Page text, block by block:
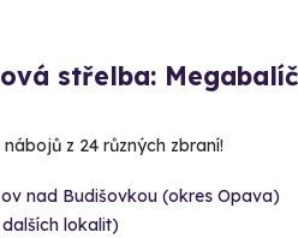
střelba:
z 24 různých zbraní!
nad Budišovkou (okres Opava)
lokalit)